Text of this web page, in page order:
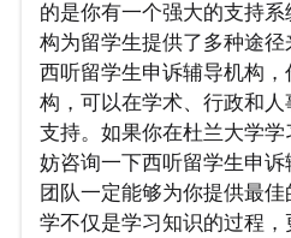
的是你有一个强大的支持
构为留学生提供了多种途
西听留学生申诉辅导机构
构，可以在学术、行政和
支持。如果你在杜兰大学
妨咨询一下西听留学生申
团队一定能够为你提供最
学不仅是学习知识的过程